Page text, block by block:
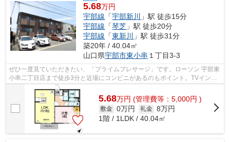
5.68万円
宇部線 「宇部新川 」駅 徒歩15分
宇部線 「琴芝 」駅 徒歩20分
宇部線 「東新川 」駅 徒歩31分
築20年 / 40.04㎡
山口県宇部市東小串 １丁目3-3
ぜひ一度見ていただきたい、「プライムプレサージ」です。ローソン 宇部東
小串二丁目店まで徒歩3分と近場にコンビニがあるのもポイント。TVインタ
ーホンで、モニターから来訪者が確認...
5.68万円 (管理費等：5,000円 )
敷金 0万円 礼金 8万円
1階 / 1LDK / 40.04㎡